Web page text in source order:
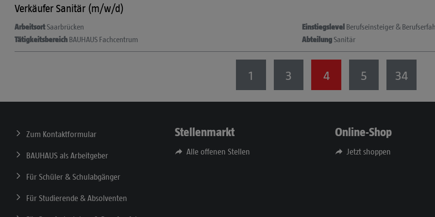
Verkäufer Sanitär (m/w/d)
ArbeitsortSaarbrücken
Tätigkeitsbereich BAUHAUS Fachcentrum
Einstiegslevel Berufseinsteiger &
Abteilung Sanitär
1 3 4 5 34
Zum Kontaktformular
BAUHAUS als Arbeitgeber
Für Schüler & Schulabgänger
Für Studierende & Absolventen
Stellenmarkt
Alle offenen Stellen
Online-Shop
Jetzt shoppen